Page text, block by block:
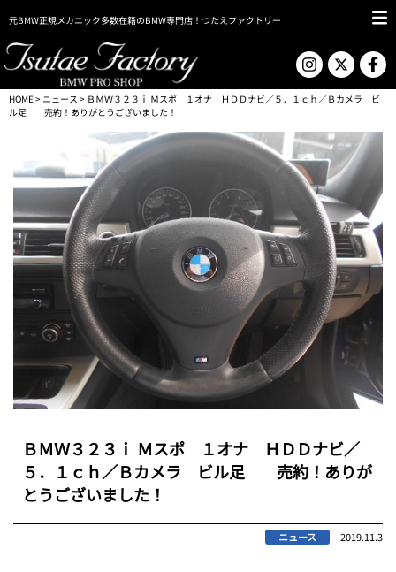
元BMW正規メカニック多数在籍のBMW専門店！つたえファクトリー
HOME> ニュース > ＢＭＷ３２３ｉ Ｍスポ １オナ ＨＤＤナビ／５．１ｃｈ／Ｂカメラ ビ
ル足 売約！ありがとうございました！
ＢＭＷ３２３ｉ Ｍスポ １オナ ＨＤＤナビ／
５．１ｃｈ／Ｂカメラ ビル足 売約！ありが
とうございました！
ニュース 2019.11.3